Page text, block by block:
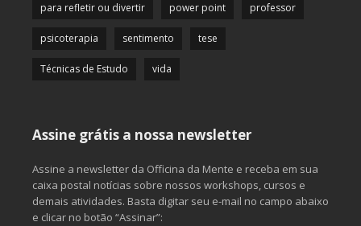
para refletir ou divertir power point professor
psicoterapia sentimento tese
Técnicas de Estudo vida
Assine grátis a nossa newsletter
Assine a newsletter da Officina da Mente e receba em sua
caixa postal notícias sobre nossos workshops, cursos e
demais atividades. Basta digitar seu e-mail no campo abaixo
e clicar no botão “Assinar”: